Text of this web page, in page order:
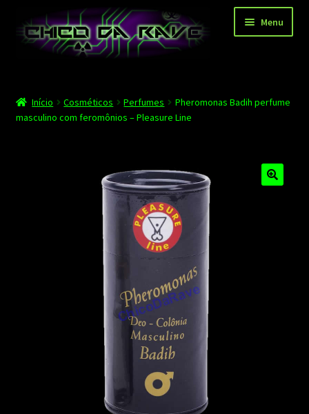
para
navegação
para
Menu
Depoimentos
Início Cosméticos Perfumes
Pheromonas Badih perfume
masculino com feromônios – Pleasure Line